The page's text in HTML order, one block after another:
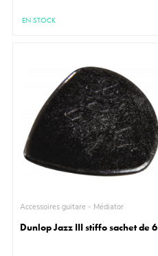
EN STOCK
Accessoires guitare - Médiator
Dunlop Jazz III stiffo sachet de 6